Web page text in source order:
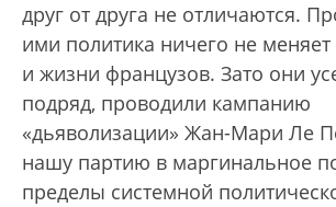
друг от друга не отличаются.
ими политика ничего не меняет
и жизни французов. Зато они
подряд, проводили кампанию
«дьяволизации» Жан-Мари Ле
нашу партию в маргинальное
пределы системной